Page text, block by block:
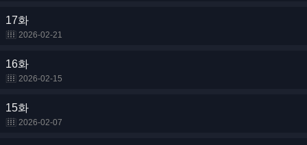
17화
2026-02-21
16화
2026-02-15
15화
2026-02-07